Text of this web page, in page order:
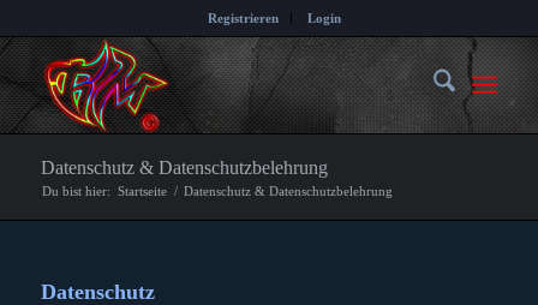
Registrieren Login
Datenschutz & Datenschutzbelehrung
Du bist hier: Startseite / Datenschutz & Datenschutzbelehrung
Datenschutz